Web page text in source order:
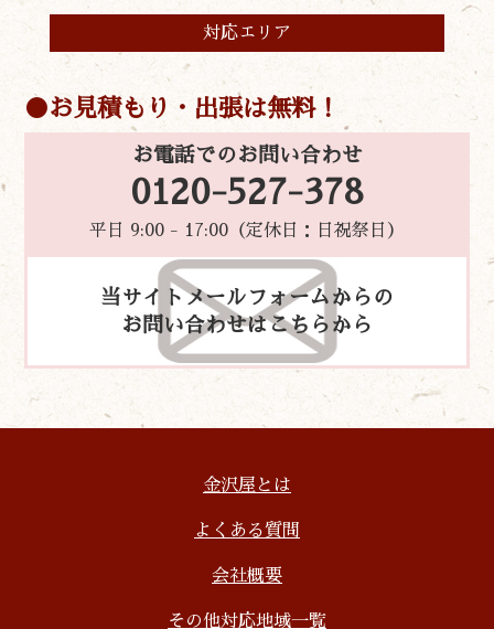
対応エリア
お見積もり・出張は無料！
お電話でのお問い合わせ
0120-527-378
平日 9:00 - 17:00（定休日：日祝祭日）
当サイトメールフォームからの
お問い合わせはこちらから
金沢屋とは
よくある質問
会社概要
その他対応地域一覧